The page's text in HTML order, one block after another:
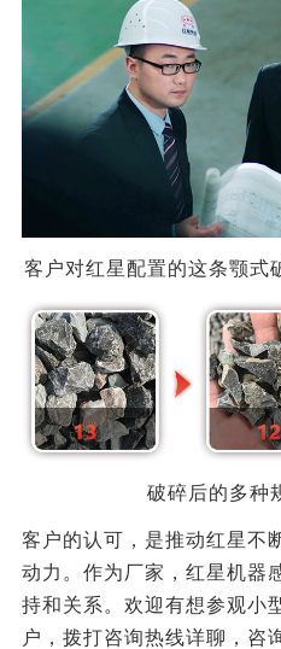
客户对红星配置的这条颚式
破碎后的多种
客户的认可，是推动红星不
动力。作为厂家，红星机器
持和关系。欢迎有想参观小
户，拨打咨询热线详聊，咨